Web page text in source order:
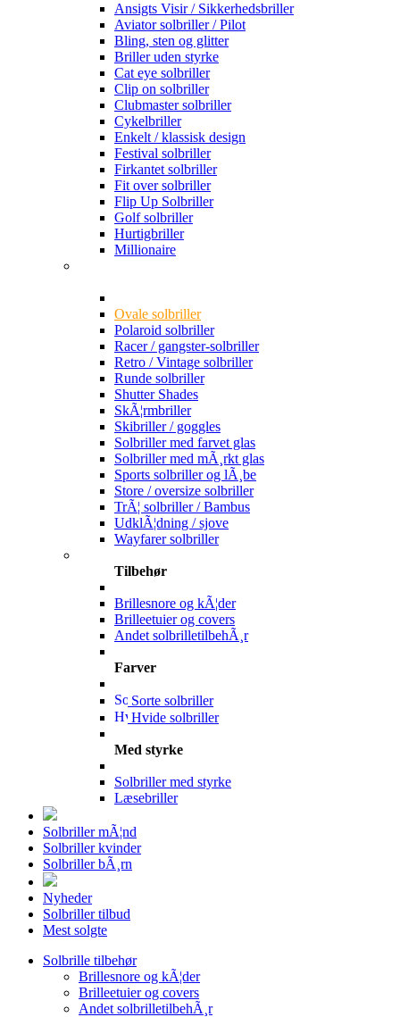
Ansigts Visir / Sikkerhedsbriller
Aviator solbriller / Pilot
Bling, sten og glitter
Briller uden styrke
Cat eye solbriller
Clip on solbriller
Clubmaster solbriller
Cykelbriller
Enkelt / klassisk design
Festival solbriller
Firkantet solbriller
Fit over solbriller
Flip Up Solbriller
Golf solbriller
Hurtigbriller
Millionaire
Ovale solbriller
Polaroid solbriller
Racer / gangster-solbriller
Retro / Vintage solbriller
Runde solbriller
Shutter Shades
SkÃ¦rmbriller
Skibriller / goggles
Solbriller med farvet glas
Solbriller med mÃ¸rkt glas
Sports solbriller og lÃ¸be
Store / oversize solbriller
TrÃ¦ solbriller / Bambus
UdklÃ¦dning / sjove
Wayfarer solbriller
Tilbehør
Brillesnore og kÃ¦der
Brilleetuier og covers
Andet solbrilletilbehÃ¸r
Farver
Sorte solbriller
Hvide solbriller
Med styrke
Solbriller med styrke
Læsebriller
Solbriller mÃ¦nd
Solbriller kvinder
Solbriller bÃ¸rn
Nyheder
Solbriller tilbud
Mest solgte
Solbrille tilbehør
Brillesnore og kÃ¦der
Brilleetuier og covers
Andet solbrilletilbehÃ¸r